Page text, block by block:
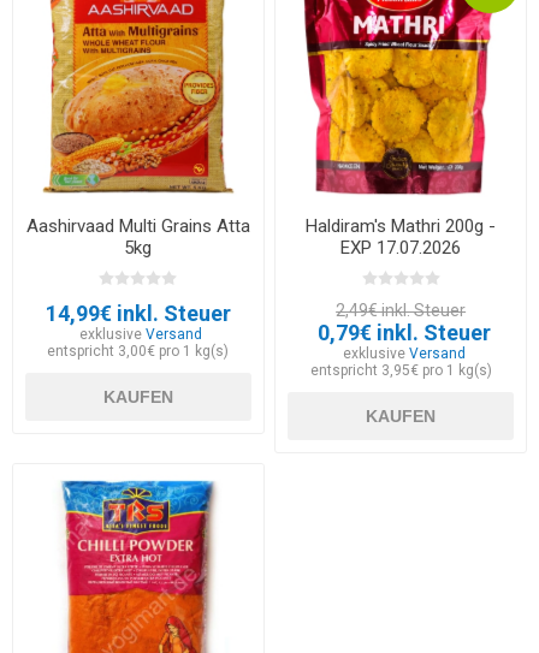
Aashirvaad Multi Grains Atta
5kg
14,99€ inkl. Steuer
exklusiveVersand
entspricht 3,00€ pro 1 kg(s)
KAUFEN
Haldiram's Mathri 200g -
EXP 17.07.2026
2,49€ inkl. Steuer
0,79€ inkl. Steuer
exklusive Versand
entspricht 3,95€ pro 1 kg(s)
KAUFEN